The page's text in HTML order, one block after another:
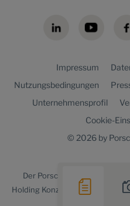
Impressum
Nutzungsbedingungen
Unternehmensprofil
Cookie-
© 2026 by
Der Porsche Holding
Holding